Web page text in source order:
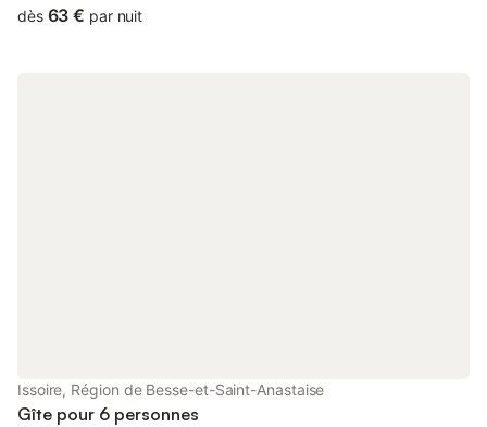
dès 63 € par nuit
Issoire, Région de Besse-et-Saint-Anastaise
Gîte pour 6 personnes